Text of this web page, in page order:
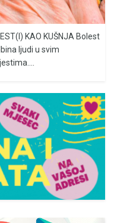
KAO KUŠNJA Bolest
ljudi u svim